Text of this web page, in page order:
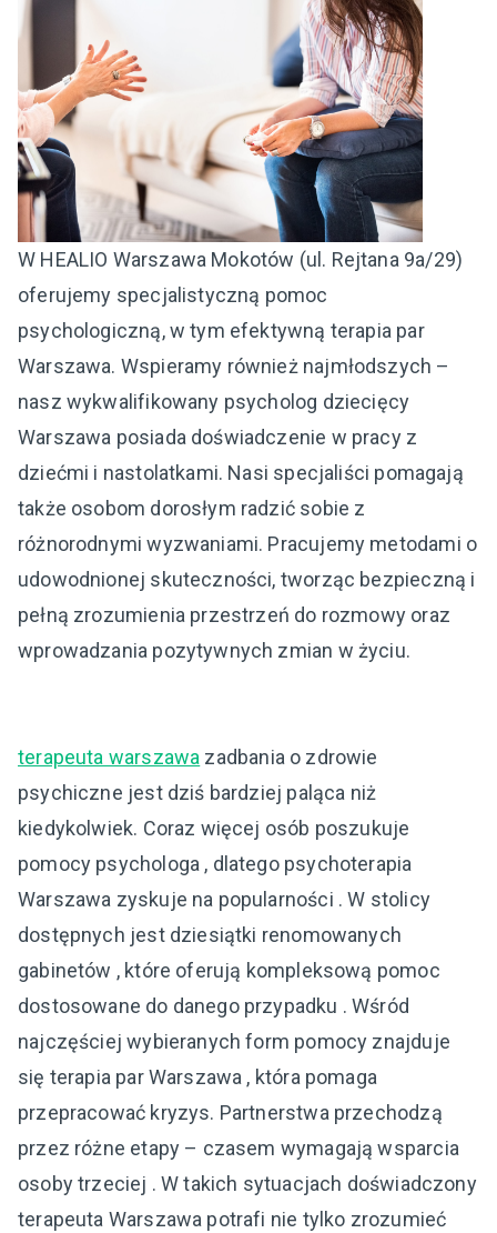
W HEALIO Warszawa Mokotów (ul. Rejtana 9a/29)
oferujemy specjalistyczną pomoc
psychologiczną, w tym efektywną terapia par
Warszawa. Wspieramy również najmłodszych –
nasz wykwalifikowany psycholog dziecięcy
Warszawa posiada doświadczenie w pracy z
dziećmi i nastolatkami. Nasi specjaliści pomagają
także osobom dorosłym radzić sobie z
różnorodnymi wyzwaniami. Pracujemy metodami o
udowodnionej skuteczności, tworząc bezpieczną i
pełną zrozumienia przestrzeń do rozmowy oraz
wprowadzania pozytywnych zmian w życiu.
terapeuta warszawa zadbania o zdrowie
psychiczne jest dziś bardziej paląca niż
kiedykolwiek. Coraz więcej osób poszukuje
pomocy psychologa , dlatego psychoterapia
Warszawa zyskuje na popularności . W stolicy
dostępnych jest dziesiątki renomowanych
gabinetów , które oferują kompleksową pomoc
dostosowane do danego przypadku . Wśród
najczęściej wybieranych form pomocy znajduje
się terapia par Warszawa , która pomaga
przepracować kryzys. Partnerstwa przechodzą
przez różne etapy – czasem wymagają wsparcia
osoby trzeciej . W takich sytuacjach doświadczony
terapeuta Warszawa potrafi nie tylko zrozumieć